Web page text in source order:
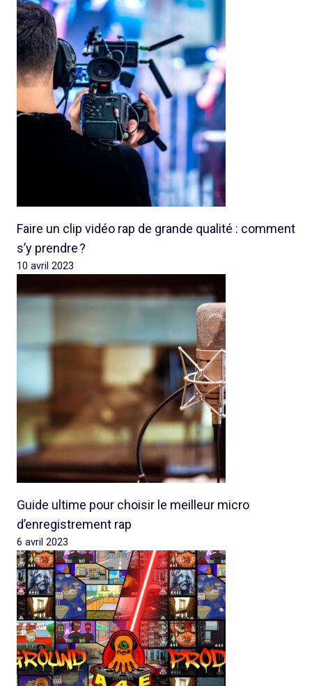
Faire un clip vidéo rap de grande qualité : comment
s’y prendre ?
10 avril 2023
Guide ultime pour choisir le meilleur micro
d’enregistrement rap
6 avril 2023